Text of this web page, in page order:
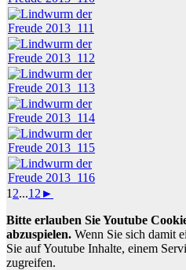
1 2...12 ►
Bitte erlauben Sie Youtube
abzuspielen. Wenn Sie sich damit
Sie auf Youtube Inhalte, einem
zugreifen.